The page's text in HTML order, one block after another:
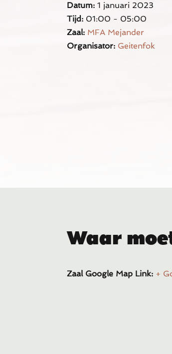
Datum:1 januari 2023
Tijd: 01:00 - 05:00
Zaal: MFA Mejander
Organisator: Geitenfok
Waar
Zaal Google Map Link: +